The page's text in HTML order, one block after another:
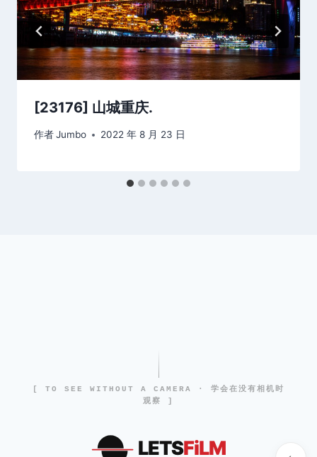
[23176] 山城重庆.
作者Jumbo 2022 年 8 月 23 日
[ TO SEE WITHOUT A CAMERA · 学会在没有相机时
观察 ]
LETSFiLM